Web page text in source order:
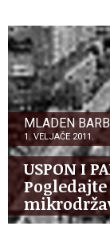
MLADEN
1. VELJAČE 2011.
USPON I